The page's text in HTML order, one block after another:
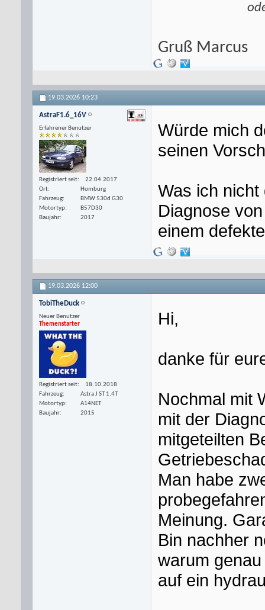
Gruß Marcus
19.03.2026 10:23
AstraF1.6_16V
Erfahrener Benutzer
Registriert seit
22.04.2017
Ort
Homburg
Fahrzeug
BMW 530d G30
Motortyp
B57D30
Baujahr
2017
Würde mich
seinen
Was ich
Diagnose
einem
19.03.2026 12:00
TobiTheDuck
Neuer Benutzer
Themenstarter
Registriert seit
18.10.2018
Fahrzeug
Astra J ST 1.4T
Motortyp
A14NET
Baujahr
2015
Hi,
danke für
Nochmal mit
mit der
mitgeteilten
Man habe
Meinung.
Bin nachher
warum
auf ein